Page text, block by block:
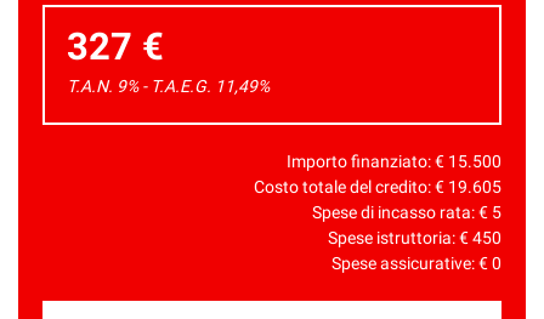
327 €
T.A.N. 9% - T.A.E.G. 11,49%
Importo finanziato: € 15.500
Costo totale del credito: € 19.605
Spese di incasso rata: € 5
Spese istruttoria: €450
Spese assicurative: €0